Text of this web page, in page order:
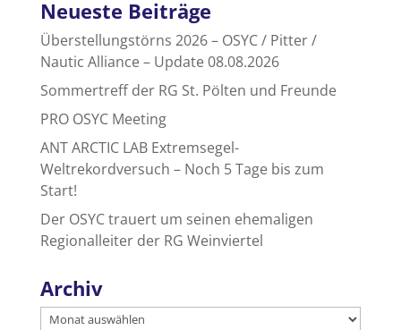
Neueste Beiträge
Überstellungstörns 2026 – OSYC / Pitter /
Nautic Alliance – Update 08.08.2026
Sommertreff der RG St. Pölten und Freunde
PRO OSYC Meeting
ANT ARCTIC LAB Extremsegel-
Weltrekordversuch – Noch 5 Tage bis zum
Start!
Der OSYC trauert um seinen ehemaligen
Regionalleiter der RG Weinviertel
Archiv
Archiv